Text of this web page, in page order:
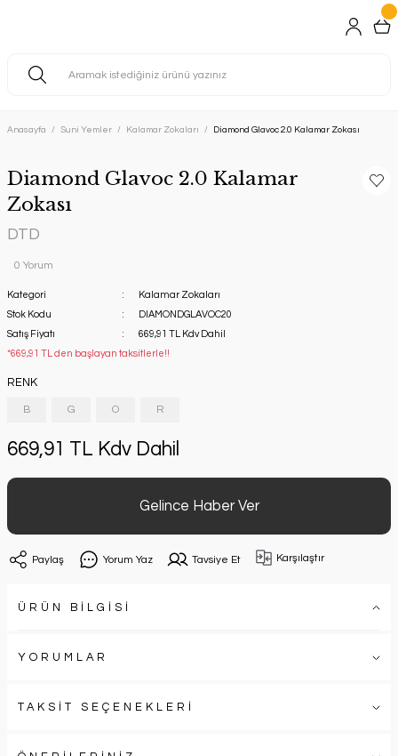
Anasayfa Suni Yemler Kalamar Zokaları Diamond Glavoc 2.0 Kalamar Zokası
Diamond Glavoc 2.0 Kalamar
Zokası
DTD
0 Yorum
Kategori
Kalamar Zokaları
Stok Kodu
DIAMONDGLAVOC20
Satış Fiyatı
669,91 TL Kdv Dahil
*669,91 TL den başlayan taksitlerle!!
RENK
B G O R
669,91 TL Kdv Dahil
Gelince Haber Ver
Paylaş Yorum Yaz Tavsiye Et Karşılaştır
ÜRÜN BİLGİSİ
YORUMLAR
TAKSİT SEÇENEKLERİ